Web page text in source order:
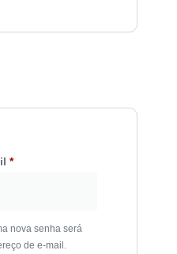
*
nova senha será
de e-mail.